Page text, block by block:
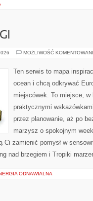
MOŻLIWOŚĆ
Ten serwis to mapa
ocean i chcą odkrywać
miejscówek. To miejsce,
praktycznymi
przez planowanie, aż po
marzysz o spokojnym
zamienić pomysł w
nad brzegiem i Tropiki
ODNAWIALNA